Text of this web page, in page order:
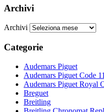
Archivi
Archivi
Categorie
Audemars Piguet
Audemars Piguet Code
Audemars Piguet Royal
Breguet
Breitling